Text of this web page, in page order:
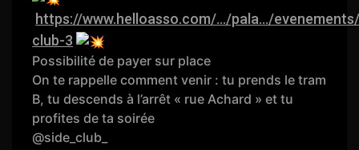
https://www.helloasso.com/.../pala.../
club-3
Possibilité de payer sur place
On te rappelle comment venir : tu prends le tram
B, tu descends à l’arrêt « rue Achard » et tu
profites de ta soirée
@side_club_